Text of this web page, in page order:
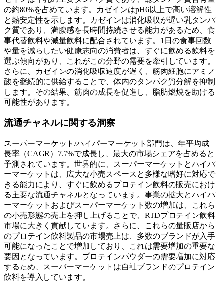
の約80%を占めています。カゼインはpH6以上で高い溶解性
と熱安定性を示します。カゼインは消化吸収が遅い乳タンパ
ク質であり、満腹感を長時間持続させる能力があるため、食
事代替飲料や減量飲料に配合されています。1日の食事回数
や量を減らしたい健康志向の消費者は、すぐに飲める飲料を
選ぶ傾向があり、これがこの分野の需要を牽引しています。
さらに、カゼインの消化吸収速度が遅く、筋肉細胞にアミノ
酸を継続的に供給することで、体内のタンパク質分解を抑制
します。その結果、筋肉の成長を促進し、脂肪燃焼を助ける
可能性があります。
流通チャネルに関する洞察
スーパーマーケット/ハイパーマーケット部門は、年平均成
長率（CAGR）7.7%で成長し、最大の市場シェアを占めると
予測されています。世界的に、スーパーマーケットとハイパ
ーマーケットは、広大な小売スペースと多様な嗜好に対応で
きる能力により、すぐに飲めるプロテイン飲料の販売におけ
る主要な流通チャネルとなっています。事業の拡大とハイパ
ーマーケットおよびスーパーマーケット数の増加は、これら
の小売形態の売上を押し上げることで、RTDプロテイン飲料
市場に大きく貢献しています。さらに、これらの量販店から
のプロテイン飲料製品の市場売上は、多数のブランドが入手
可能になったことで増加しており、これは需要増加の重要な
要因となっています。プロテインパウダーの需要増加に対応
するため、スーパーマーケットは自社ブランドのプロテイン
飲料を導入しています。